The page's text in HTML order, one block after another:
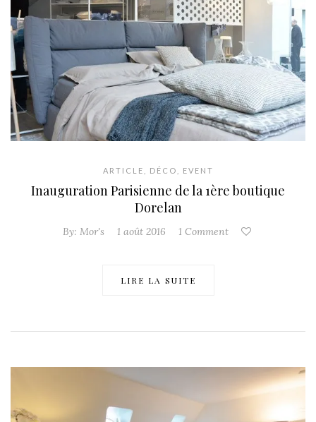
ARTICLE DÉCO EVENT
Inauguration Parisienne de la 1ère boutique
Dorelan
By: Mor's 1 août 2016 1 Comment
LIRE LA SUITE